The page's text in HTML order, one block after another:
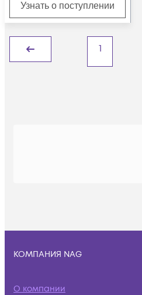
Узнать о поступлении
Назад
1
КОМПАНИЯ NAG
О компании